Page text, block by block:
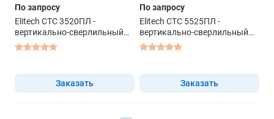
По запросу
Elitech СТС 3520ПЛ -
вертикально-сверлильный
станок
Заказать
По запросу
Elitech СТС 5525ПЛ -
вертикально-сверлильный
станок
Заказать